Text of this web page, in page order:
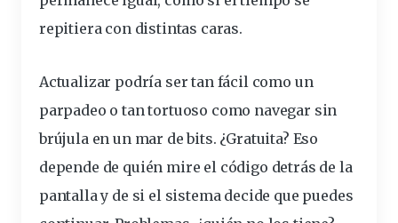
repitiera con distintas caras.
Actualizar podría ser tan fácil como un
parpadeo o tan tortuoso como navegar sin
brújula en un mar debits. ¿Gratuita? Eso
depende de quién mire el código detrás de la
pantalla y de si el sistema decide que puedes